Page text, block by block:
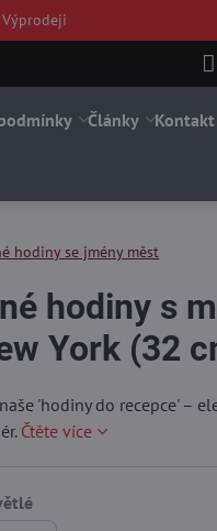
Výprodeji
Články Kontakt
hodiny se jmény měst
hodiny s
York (32
'hodiny do recepce' –
Čtěte více